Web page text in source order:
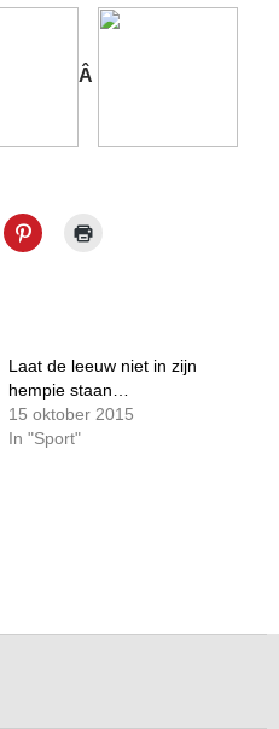
Â
Laat de leeuw niet in zijn
hempie staan…
15 oktober 2015
In "Sport"